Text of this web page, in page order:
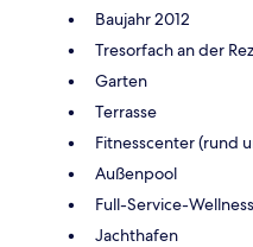
Baujahr 2012
Tresorfach an der
Garten
Terrasse
Fitnesscenter (rund
Außenpool
Full-Service-
Jachthafen